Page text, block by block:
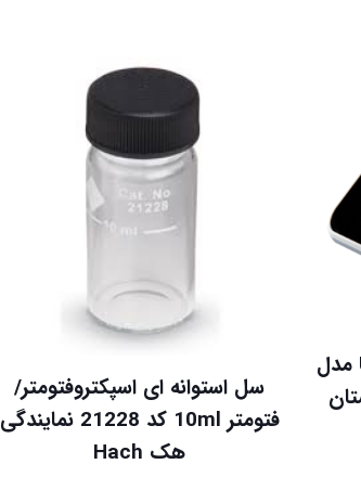
دستگاه اسپکتروفتومتر UV-VlS مدل
سل استوانه ای اسپکتروفتومتر/
فتومتر 10ml کد 21228 نمایندگی
هک Hach